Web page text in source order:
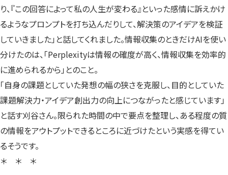
り、『この回答によって私の人生が変わる』といった感情に訴えかけ
るようなプロンプトを打ち込んだりして、解決策のアイデアを検証
していきました」と話してくれました。情報収集のときだけAIを使い
分けたのは、「Perplexityは情報の確度が高く、情報収集を効率的
に進められるから」とのこと。
「自身の課題としていた発想の幅の狭さを克服し、目的としていた
課題解決力・アイデア創出力の向上につながったと感じています」
と話す刈谷さん。限られた時間の中で要点を整理し、ある程度の質
の情報をアウトプットできるところに近づけたという実感を得てい
るそうです。
＊ ＊ ＊